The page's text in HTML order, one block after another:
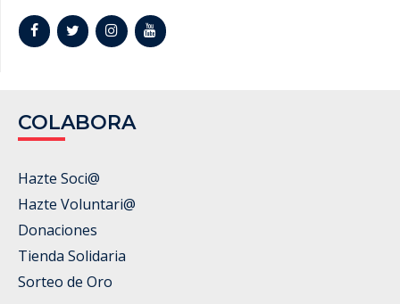
COLABORA
Hazte Soci@
Hazte Voluntari@
Donaciones
Tienda Solidaria
Sorteo de Oro